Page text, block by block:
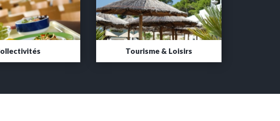
Tourisme & Loisirs